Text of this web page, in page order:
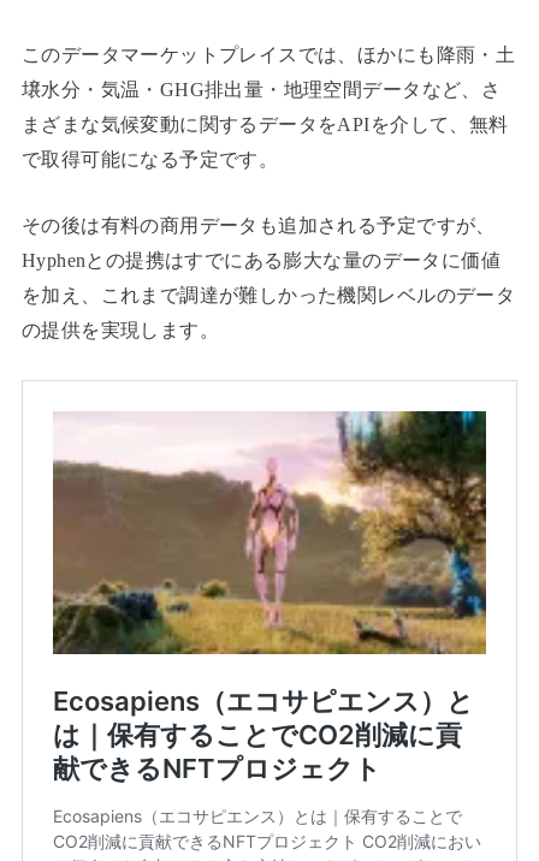
このデータマーケットプレイスでは、ほかにも降雨・土
壌水分・気温・GHG排出量・地理空間データなど、さ
まざまな気候変動に関するデータをAPIを介して、無料
で取得可能になる予定です。
その後は有料の商用データも追加される予定ですが、
Hyphenとの提携はすでにある膨大な量のデータに価値
を加え、これまで調達が難しかった機関レベルのデータ
の提供を実現します。